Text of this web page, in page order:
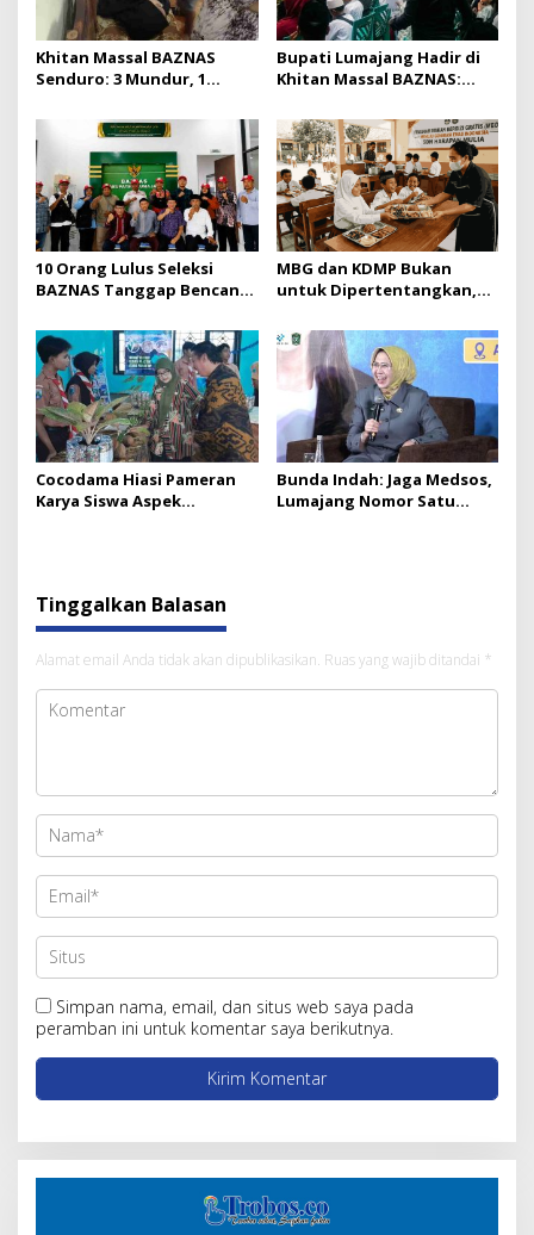
Khitan Massal BAZNAS
Senduro: 3 Mundur, 1
Bupati Lumajang Hadir di
Khitan Massal BAZNAS:
10 Orang Lulus Seleksi
BAZNAS Tanggap Bencana
MBG dan KDMP Bukan
untuk Dipertentangkan,
Cocodama Hiasi Pameran
Karya Siswa Aspek
Bunda Indah: Jaga Medsos,
Lumajang Nomor Satu
Tinggalkan Balasan
Alamat email Anda tidak akan dipublikasikan. Ruas yang wajib ditandai *
Simpan nama, email, dan situs web saya pada
peramban ini untuk komentar saya berikutnya.